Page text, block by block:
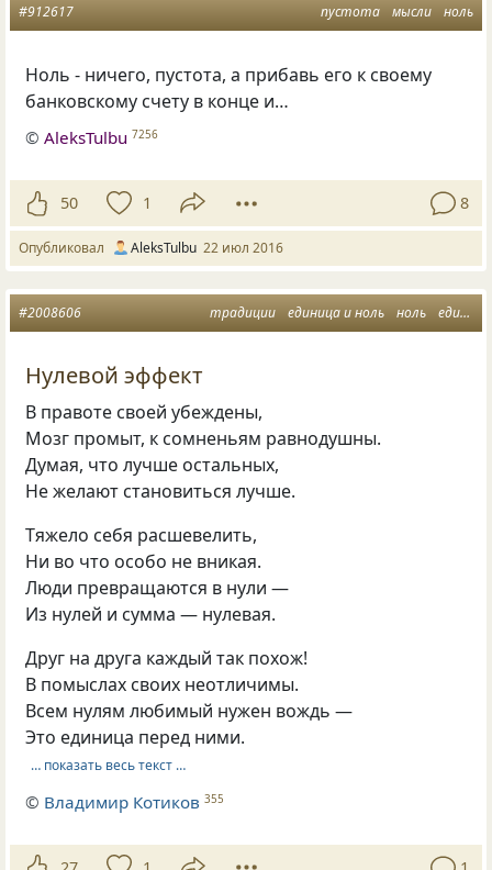
пустота мысли ноль
#912617
Ноль - ничего, пустота, а прибавь его к своему
банковскому счету в конце и…
©AleksTulbu 7256
50 1 8
Опубликовал AleksTulbu 22 июл 2016
традиции единица и ноль ноль единица
#2008606
Нулевой эффект
В правоте своей убеждены,
Мозг промыт, к сомненьям равнодушны.
Думая, что лучше остальных,
Не желают становиться лучше.
Тяжело себя расшевелить,
Ни во что особо не вникая.
Люди превращаются в нули —
Из нулей и сумма — нулевая.
Друг на друга каждый так похож!
В помыслах своих неотличимы.
Всем нулям любимый нужен вождь —
Это единица перед ними.
… показать весь текст …
© Владимир Котиков 355